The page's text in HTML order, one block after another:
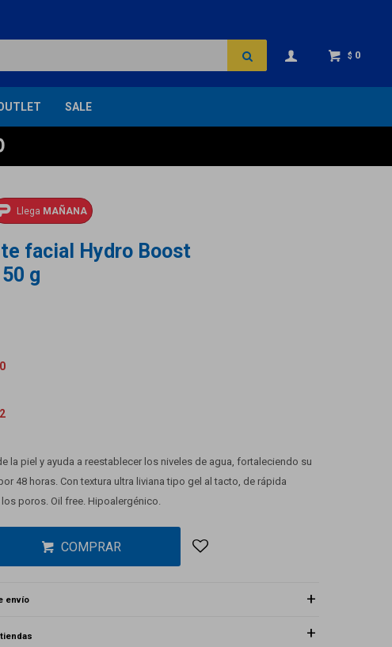
SALE
$ 0
Llega MAÑANA
facial Hydro Boost
g
la piel y ayuda a reestablecer los niveles de agua, fortaleciendo su
48 horas. Con textura ultra liviana tipo gel al tacto, de rápida
poros. Oil free. Hipoalergénico.
COMPRAR
envío